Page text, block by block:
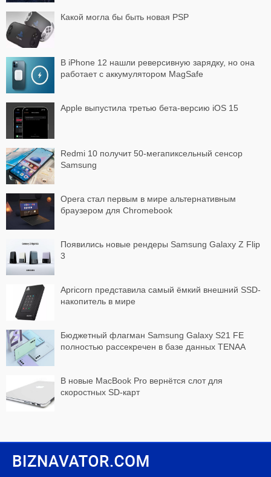
Какой могла бы быть новая PSP
В iPhone 12 нашли реверсивную зарядку, но она
работает с аккумулятором MagSafe
Apple выпустила третью бета-версию iOS 15
Redmi 10 получит 50-мегапиксельный сенсор
Samsung
Opera стал первым в мире альтернативным
браузером для Chromebook
Появились новые рендеры Samsung Galaxy Z Flip
3
Apricorn представила самый ёмкий внешний SSD-
накопитель в мире
Бюджетный флагман Samsung Galaxy S21 FE
полностью рассекречен в базе данных TENAA
В новые MacBook Pro вернётся слот для
скоростных SD-карт